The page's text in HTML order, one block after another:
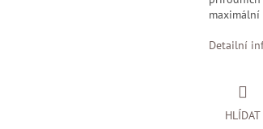
Detailní
HLÍDAT